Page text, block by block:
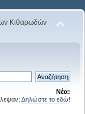
Κιθαρωδών
Νέα:
Δηλώστε το εδώ!